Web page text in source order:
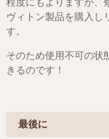
程度にもよりますが、
ヴィトン製品を購入し
す。
そのため使用不可の状
きるのです！
最後に